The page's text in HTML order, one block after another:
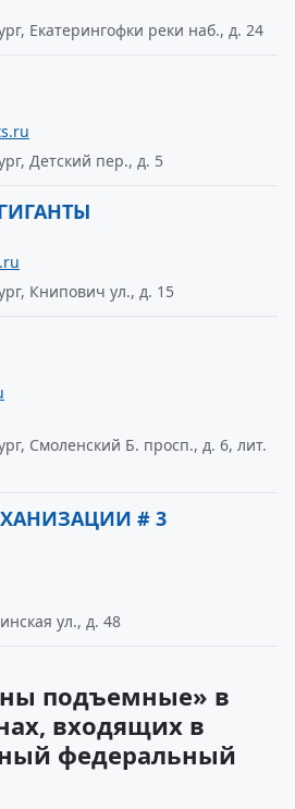
Екатерингофки реки наб., д. 24
Детский пер., д. 5
Книпович ул., д. 15
Смоленский Б. просп., д. 6, лит.
# 3
ул., д. 48
подъемные» в
входящих в
федеральный